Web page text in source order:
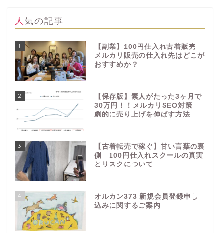
人気の記事
1
【副業】100円仕入れ古着販売
メルカリ販売の仕入れ先はどこが
おすすめか？
2
【保存版】素人がたった3ヶ月で
30万円！！メルカリSEO対策
劇的に売り上げを伸ばす方法
3
【古着転売で稼ぐ】甘い言葉の裏
側 100円仕入れスクールの真実
とリスクについて
4
オルカン373 新規会員登録申し
込みに関するご案内